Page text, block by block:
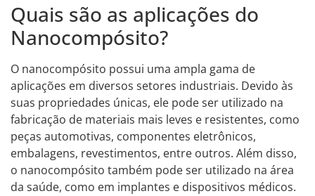
Quais são as aplicações do
Nanocompósito?
O nanocompósito possui uma ampla gama de
aplicações em diversos setores industriais. Devido às
suas propriedades únicas, ele pode ser utilizado na
fabricação de materiais mais leves e resistentes, como
peças automotivas, componentes eletrônicos,
embalagens, revestimentos, entre outros. Além disso,
o nanocompósito também pode ser utilizado na área
da saúde, como em implantes e dispositivos médicos.